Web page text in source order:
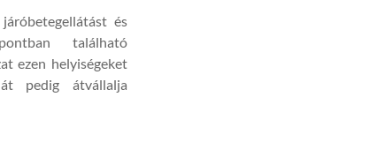
és
található
ezen helyiségeket
pedig átvállalja